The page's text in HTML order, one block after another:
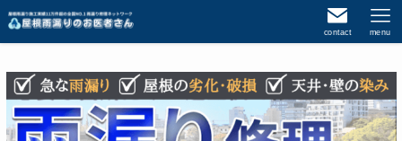
contact menu